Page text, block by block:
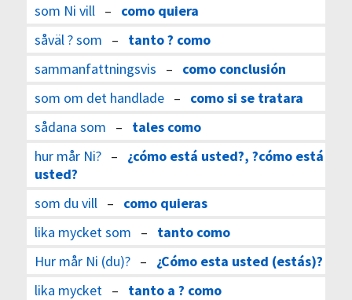
som Ni vill – como quiera
såväl ? som – tanto ? como
sammanfattningsvis – como conclusión
som om det handlade– como si se tratara
sådana som – tales como
hur mår Ni?– ¿cómo está usted?, ?cómo está
usted?
som du vill – como quieras
lika mycket som – tanto como
Hur mår Ni (du)?– ¿Cómo esta usted (estás)?
lika mycket – tanto a ? como